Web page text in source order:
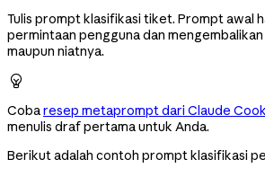
Tulis prompt klasifikasi tiket. Prompt awal
permintaan pengguna dan
maupun niatnya.

Cobaresep metaprompt dari Claude
menulis draf pertama untuk Anda.
Berikut adalah contoh prompt klasifikasi